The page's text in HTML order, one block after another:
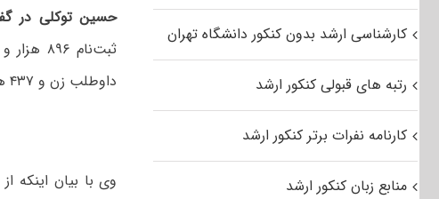
حسین توکلی در
داوطلب زن و ۴۳۷ هزار و ۳۲۷ داوطلب مرد در این آزمون ثبت‌نام کرده‌اند.
کارشناسی ارشد بدون کنکور دانشگاه تهران
رتبه های قبولی کنکور ارشد
کارنامه نفرات برتر کنکور ارشد
منابع زبان کنکور ارشد